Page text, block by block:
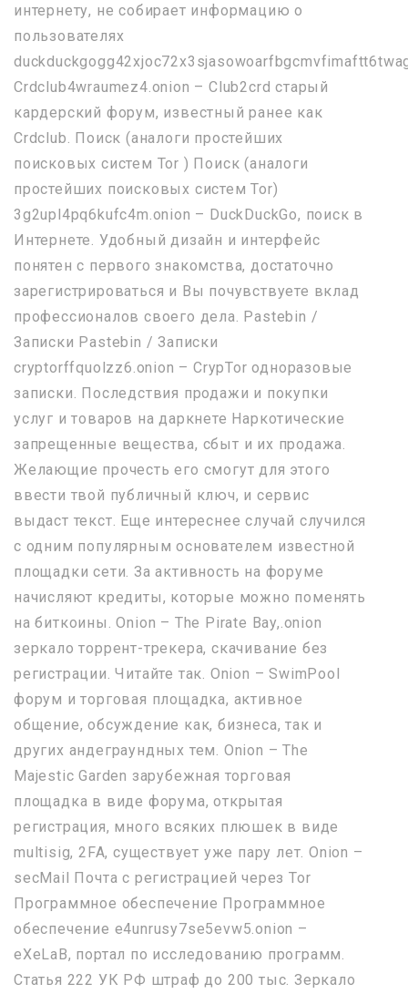
интернету, не собирает информацию о
пользователях
Crdclub4wraumez4.onion – Club2crd старый
кардерский форум, известный ранее как
Crdclub. Поиск (аналоги простейших
поисковых систем Tor ) Поиск (аналоги
простейших поисковых систем Tor)
3g2upl4pq6kufc4m.onion – DuckDuckGo, поиск в
Интернете. Удобный дизайн и интерфейс
понятен с первого знакомства, достаточно
зарегистрироваться и Вы почувствуете вклад
профессионалов своего дела. Pastebin /
Записки Pastebin / Записки
cryptorffquolzz6.onion – CrypTor одноразовые
записки. Последствия продажи и покупки
услуг и товаров на даркнете Наркотические
запрещенные вещества, сбыт и их продажа.
Желающие прочесть его смогут для этого
ввести твой публичный ключ, и сервис
выдаст текст. Еще интереснее случай случился
с одним популярным основателем известной
площадки сети. За активность на форуме
начисляют кредиты, которые можно поменять
на биткоины. Onion – The Pirate Bay,.onion
зеркало торрент-трекера, скачивание без
регистрации. Читайте так. Onion – SwimPool
форум и торговая площадка, активное
общение, обсуждение как, бизнеса, так и
других андеграундных тем. Onion – The
Majestic Garden зарубежная торговая
площадка в виде форума, открытая
регистрация, много всяких плюшек в виде
multisig, 2FA, существует уже пару лет. Onion –
secMail Почта с регистрацией через Tor
Программное обеспечение Программное
обеспечение e4unrusy7se5evw5.onion –
eXeLaB, портал по исследованию программ.
Статья 222 УК РФ штраф до 200 тыс. Зеркало